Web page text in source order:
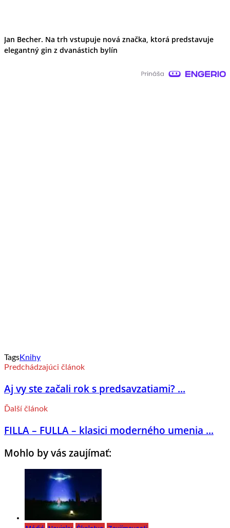
Jan Becher. Na trh vstupuje nová značka, ktorá predstavuje
elegantný gin z dvanástich bylín
TagsKnihy
Predchádzajúci článok
Aj vy ste začali rok s predsavzatiami? ...
Ďalší článok
FILLA – FULLA – klasici moderného umenia ...
Mohlo by vás zaujímať: